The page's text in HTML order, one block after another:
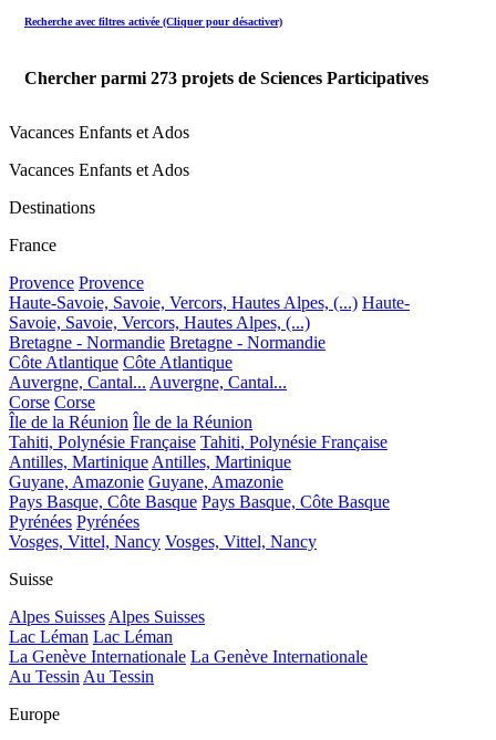
Recherche avec filtres activée (Cliquer pour désactiver)
Chercher parmi 273 projets de Sciences Participatives
Vacances Enfants et Ados
Vacances Enfants et Ados
Destinations
France
Provence Provence
Haute-Savoie, Savoie, Vercors, Hautes Alpes, (...) Haute-
Savoie, Savoie, Vercors, Hautes Alpes, (...)
Bretagne - Normandie Bretagne - Normandie
Côte Atlantique Côte Atlantique
Auvergne, Cantal... Auvergne, Cantal...
Corse Corse
Île de la Réunion Île de la Réunion
Tahiti, Polynésie Française Tahiti, Polynésie Française
Antilles, Martinique Antilles, Martinique
Guyane, Amazonie Guyane, Amazonie
Pays Basque, Côte Basque Pays Basque, Côte Basque
Pyrénées Pyrénées
Vosges, Vittel, Nancy Vosges, Vittel, Nancy
Suisse
Alpes Suisses Alpes Suisses
Lac Léman Lac Léman
La Genève Internationale La Genève Internationale
Au Tessin Au Tessin
Europe